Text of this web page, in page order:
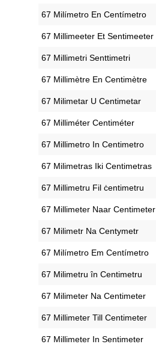
‎67 Milímetro En Centímetro
‎67 Millimeeter Et Sentimeeter
‎67 Millimetri Senttimetri
‎67 Millimètre En Centimètre
‎67 Milimetar U Centimetar
‎67 Milliméter Centiméter
‎67 Millimetro In Centimetro
‎67 Milimetras Iki Centimetras
‎67 Millimetru Fil ċentimetru
‎67 Millimeter Naar Centimeter
‎67 Milimetr Na Centymetr
‎67 Milímetro Em Centímetro
‎67 Milimetru în Centimetru
‎67 Milimeter Na Centimeter
‎67 Millimeter Till Centimeter
‎67 Millimeter In Sentimeter